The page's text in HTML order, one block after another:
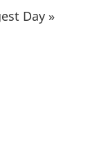
Day »